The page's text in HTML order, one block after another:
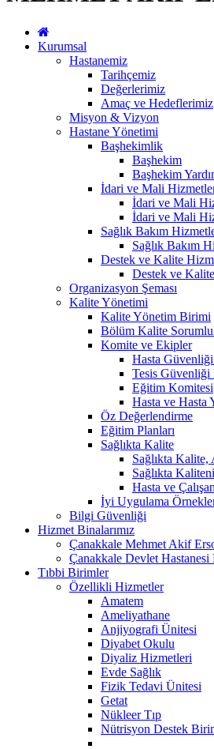
Kurumsal
Hastanemiz
Tarihçemiz
Değerlerimiz
Amaç ve Hedeflerimiz
Misyon & Vizyon
Hastane Yönetimi
Başhekimlik
Başhekim
Başhekim
İdari ve Mali
İdari ve Mali
İdari ve Mali
Sağlık Bakım
Sağlık Bakım
Destek ve Kalite
Destek ve
Organizasyon Şeması
Kalite Yönetimi
Kalite Yönetim Birimi
Bölüm Kalite
Komite ve Ekipler
Hasta
Tesis Güvenliği
Eğitim Komitesi
Hasta ve Hasta
Öz Değerlendirme
Eğitim Planları
Sağlıkta Kalite
Sağlıkta Kalite,
Sağlıkta
Hasta ve
İyi Uygulama
Bilgi Güvenliği
Hizmet Binalarımız
Çanakkale Mehmet Akif
Çanakkale Devlet Hastanesi
Tıbbi Birimler
Özellikli Hizmetler
Amatem
Ameliyathane
Anjiyografi Ünitesi
Diyabet Okulu
Diyaliz Hizmetleri
Evde Sağlık
Fizik Tedavi Ünitesi
Getat
Nükleer Tıp
Nütrisyon Destek